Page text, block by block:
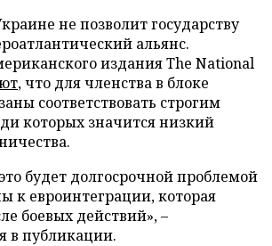
не позволит государству
альянс.
издания The National
, что для членства в блоке
соответствовать строгим
которых значится низкий
будет долгосрочной проблемой
к евроинтеграции, которая
боевых действий», –
в публикации.